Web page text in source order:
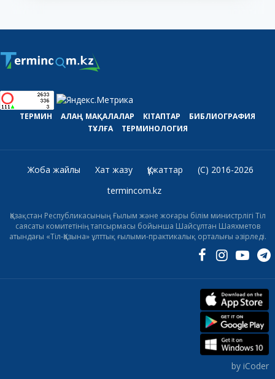
ТЕРМИН АЛАҢ МАҚАЛАЛАР КІТАПТАР
БИБЛИОГРАФИЯ
ТҰЛҒА
ТЕРМИНОЛОГИЯ
Жоба жайлы Хат жазу Құжаттар
(C) 2016-2026
termincom.kz
Қазақстан Республикасының Ғылым және жоғары білім министрлігі Тіл
саясаты комитетінің тапсырмасы бойынша Шайсұлтан Шаяхметов
атындағы «Тіл-Қазына» ұлттық ғылыми-практикалық орталығы әзірледі.
by iCoder